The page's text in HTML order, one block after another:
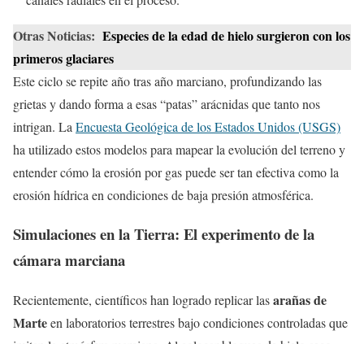
Otras Noticias: Especies de la edad de hielo surgieron con los
primeros glaciares
Este ciclo se repite año tras año marciano, profundizando las
grietas y dando forma a esas “patas” arácnidas que tanto nos
intrigan. La Encuesta Geológica de los Estados Unidos (USGS)
ha utilizado estos modelos para mapear la evolución del terreno y
entender cómo la erosión por gas puede ser tan efectiva como la
erosión hídrica en condiciones de baja presión atmosférica.
Simulaciones en la Tierra: El experimento de la
cámara marciana
Recientemente, científicos han logrado replicar lasarañas de
Marteen laboratorios terrestres bajo condiciones controladas que